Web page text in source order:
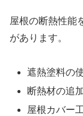
屋根の断熱性能
があります。
遮熱塗料の
断熱材の追
屋根カバー